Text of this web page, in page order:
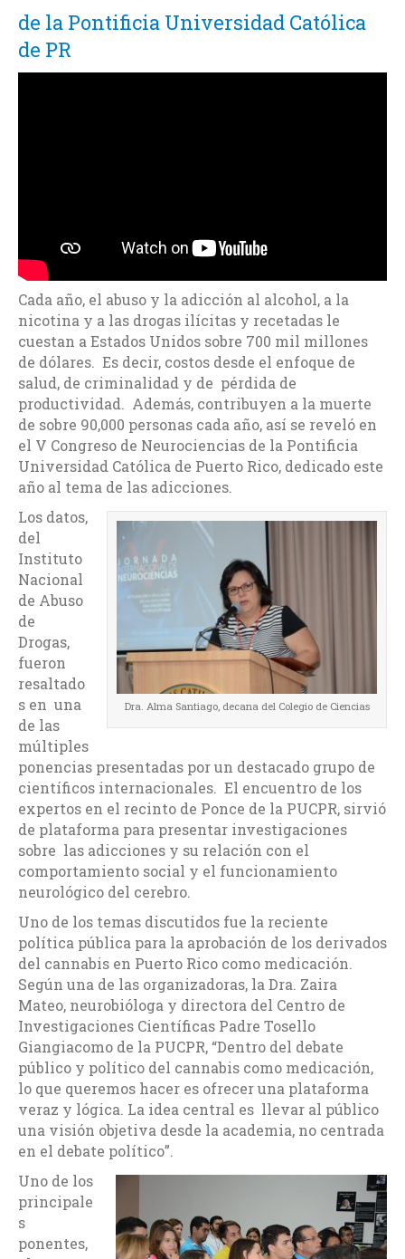
de la Pontificia Universidad Católica
de PR
Cada año, el abuso y la adicción al alcohol, a la
nicotina y a las drogas ilícitas y recetadas le
cuestan a Estados Unidos sobre 700 mil millones
de dólares. Es decir, costos desde el enfoque de
salud, de criminalidad y de pérdida de
productividad. Además, contribuyen a la muerte
de sobre 90,000 personas cada año, así se reveló en
el V Congreso de Neurociencias de la Pontificia
Universidad Católica de Puerto Rico, dedicado este
año al tema de las adicciones.
Dra. Alma Santiago, decana del Colegio de Ciencias
Los datos,
del
Instituto
Nacional
de Abuso
de
Drogas,
fueron
resaltado
s en una
de las
múltiples
ponencias presentadas por un destacado grupo de
científicos internacionales. El encuentro de los
expertos en el recinto de Ponce de la PUCPR, sirvió
de plataforma para presentar investigaciones
sobre las adicciones y su relación con el
comportamiento social y el funcionamiento
neurológico del cerebro.
Uno de los temas discutidos fue la reciente
política pública para la aprobación de los derivados
del cannabis en Puerto Rico como medicación.
Según una de las organizadoras, la Dra. Zaira
Mateo, neurobióloga y directora del Centro de
Investigaciones Científicas Padre Tosello
Giangiacomo de la PUCPR, “Dentro del debate
público y político del cannabis como medicación,
lo que queremos hacer es ofrecer una plataforma
veraz y lógica. La idea central es llevar al público
una visión objetiva desde la academia, no centrada
en el debate político”.
Uno de los
principale
s
ponentes,